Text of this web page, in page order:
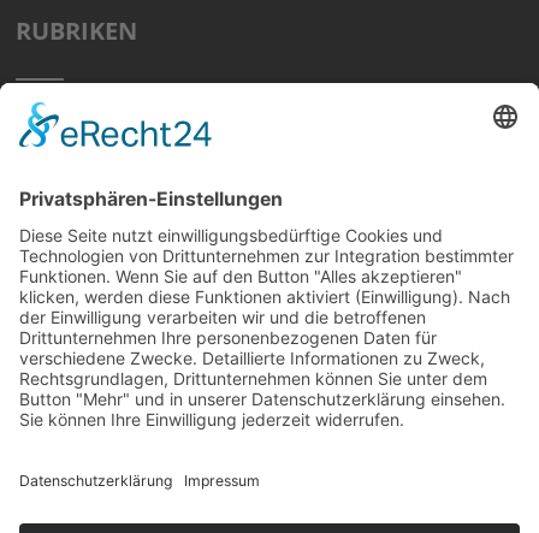
RUBRIKEN
Home
Tipps
Wissen
Strom Top30
F&A
News